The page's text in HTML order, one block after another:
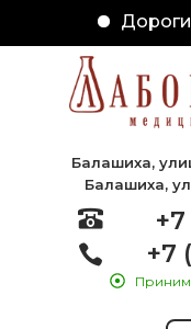
Балашиха,
Балашиха,
+7
+7